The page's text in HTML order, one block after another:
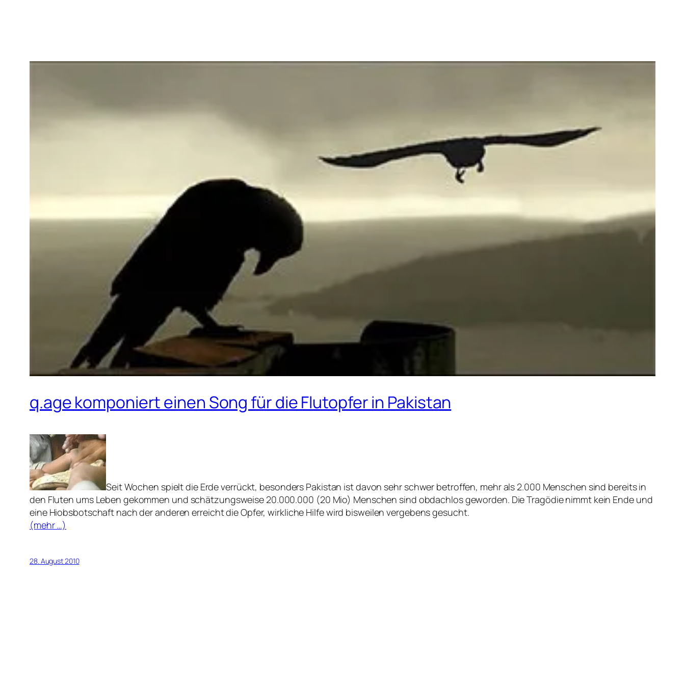
q.age komponiert einen Song für die Flutopfer in Pakistan
Seit Wochen spielt die Erde verrückt, besonders Pakistan ist davon sehr schwer betroffen, mehr als 2.000 Menschen sind bereits in
den Fluten ums Leben gekommen und schätzungsweise 20.000.000 (20 Mio) Menschen sind obdachlos geworden. Die Tragödie nimmt kein Ende und
eine Hiobsbotschaft nach der anderen erreicht die Opfer, wirkliche Hilfe wird bisweilen vergebens gesucht.
(mehr …)
28. August 2010